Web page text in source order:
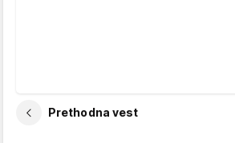
Prethodna vest